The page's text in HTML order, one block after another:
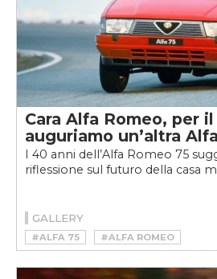
Cara Alfa Romeo, per
auguriamo un’altra
I 40 anni dell’Alfa Romeo 75
riflessione sul futuro della casa
GALLERY
#ALFA 75
#ALFA ROMEO
#ALFA ROMEO 75